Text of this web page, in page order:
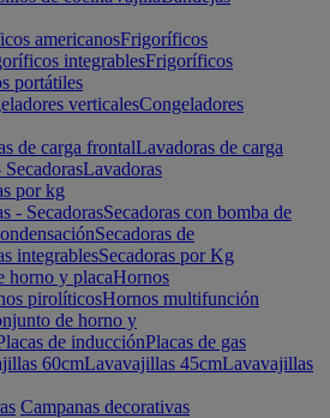
americanosFrigoríficos
integrablesFrigoríficos
portátiles
verticalesCongeladores
de carga frontalLavadoras de carga
Lavadoras
por kg
- SecadorasSecadoras con bomba de
Secadoras de
integrablesSecadoras por Kg
horno y placaHornos
pirolíticosHornos multifunción
de horno y
de inducciónPlacas de gas
60cmLavavajillas 45cmLavavajillas
Campanas decorativas